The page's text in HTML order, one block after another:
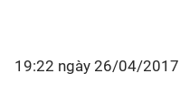
19:22 ngày 26/04/2017